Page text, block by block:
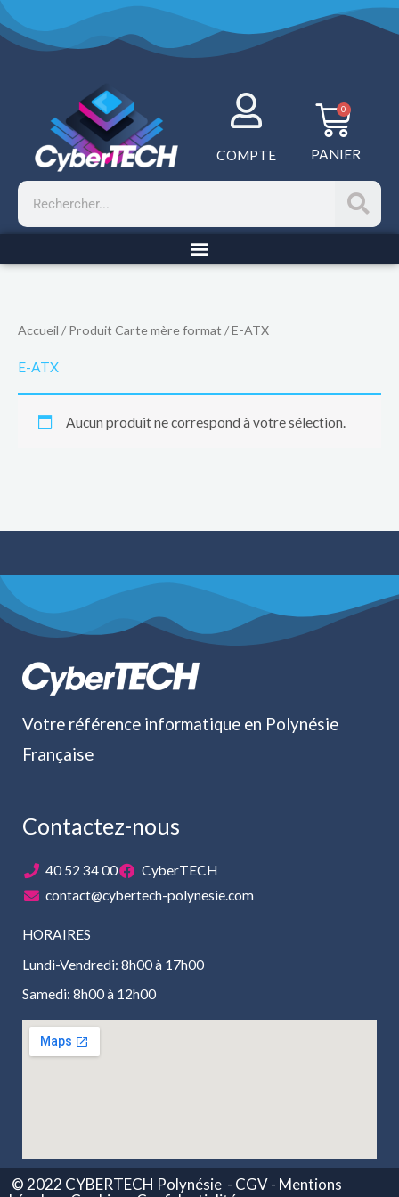
Aller
au
COMPTE
0
PANIER
Rechercher
Accueil / Produit Carte mère format / E-ATX
E-ATX
Aucun produit ne correspond à votre sélection.
Votre référence informatique en Polynésie
Française
Contactez-nous
40 52 34 00
CyberTECH
contact@cybertech-polynesie.com
HORAIRES
Lundi-Vendredi: 8h00 à 17h00
Samedi: 8h00 à 12h00
© 2022 CYBERTECH Polynésie - CGV - Mentions